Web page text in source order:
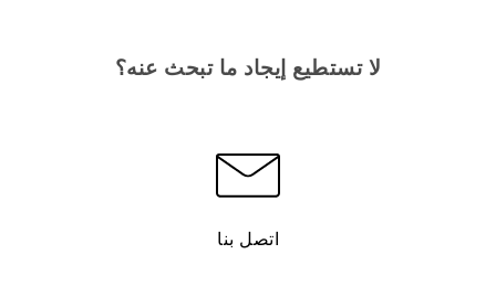
لا تستطيع إيجاد ما تبحث عنه؟
اتصل بنا